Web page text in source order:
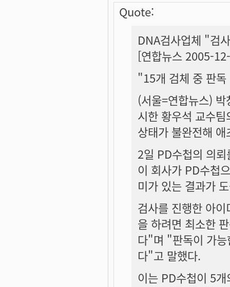
Quote:
DNA검사업체 "검
[연합뉴스 2005-
"15개 검체 중 판
(서울=연합뉴스)
시한 황우석 교수
상태가 불완전해
2일 PD수첩의 의
이 회사가 PD수첩
미가 있는 결과가
검사를 진행한 아
을 하려면 최소한
다"며 "판독이 가능
다"고 말했다.
이는 PD수첩이 5